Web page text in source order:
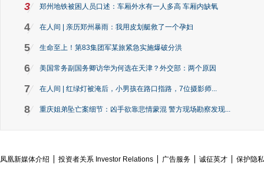
3 郑州地铁被困人员口述：车厢外水有一人多高 车厢内缺氧
4 在人间 | 亲历郑州暴雨：我用皮划艇救了一个孕妇
5 生命至上！第83集团军某旅紧急实施爆破分洪
6 美国常务副国务卿访华为何选在天津？外交部：两个原因
7 在人间 | 红绿灯被淹后，小男孩在路口指路，7位摄影师...
8 重庆姐弟坠亡案细节：凶手欲靠悲情蒙混 警方现场勘察发现...
凤凰新媒体介绍 投资者关系 Investor Relations 广告服务 诚征英才
保护隐